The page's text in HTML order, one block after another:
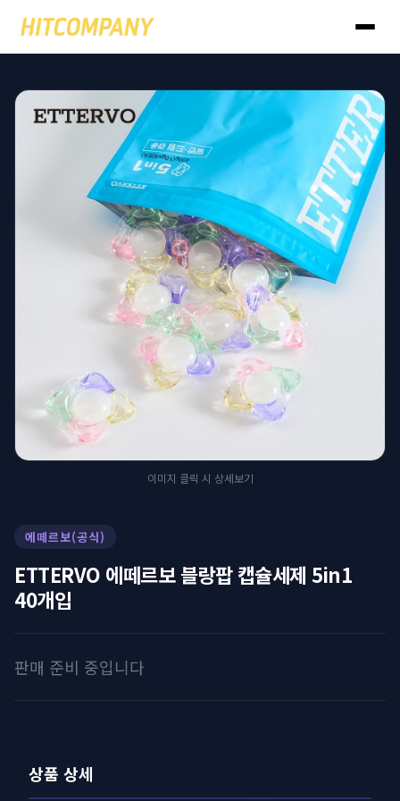
이미지 클릭 시 상세보기
에떼르보(공식)
ETTERVO 에떼르보 블랑팝 캡슐세제 5in1
40개입
판매 준비 중입니다
상품 상세